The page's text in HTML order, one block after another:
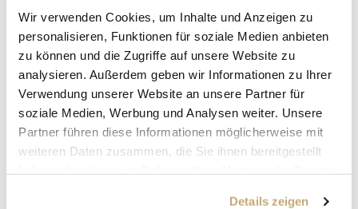
Wir verwenden Cookies, um Inhalte und Anzeigen zu
personalisieren, Funktionen für soziale Medien anbieten
zu können und die Zugriffe auf unsere Website zu
analysieren. Außerdem geben wir Informationen zu Ihrer
Verwendung unserer Website an unsere Partner für
soziale Medien, Werbung und Analysen weiter. Unsere
Partner führen diese Informationen möglicherweise mit
weiteren Daten zusammen, die Sie ihnen bereitgestellt
Details zeigen